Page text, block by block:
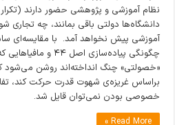
نظام آموزشی و پژوهشی حضور دارند (تکرار
دانشگاه‌ها دولتی باقی بمانند، چه تجاری
آموزشی پیش نخواهد آمد. با مقایسه‌ای
چگونگی پیاده‌سازی
«خصولتی» چنگ انداخته‌اند روشن می‌شود
براساس غریزه‌ی شهوت قدرت حرکت کند،
خصوصی بودن نمی‌توان قایل شد.
Read More »